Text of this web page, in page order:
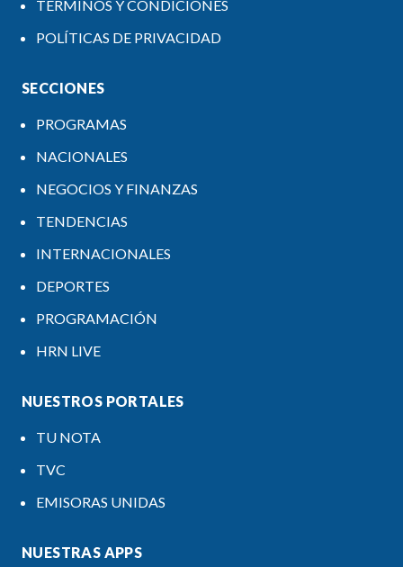
TÉRMINOS Y CONDICIONES
POLÍTICAS DE PRIVACIDAD
SECCIONES
PROGRAMAS
NACIONALES
NEGOCIOS Y FINANZAS
TENDENCIAS
INTERNACIONALES
DEPORTES
PROGRAMACIÓN
HRN LIVE
NUESTROS PORTALES
TU NOTA
TVC
EMISORAS UNIDAS
NUESTRAS APPS